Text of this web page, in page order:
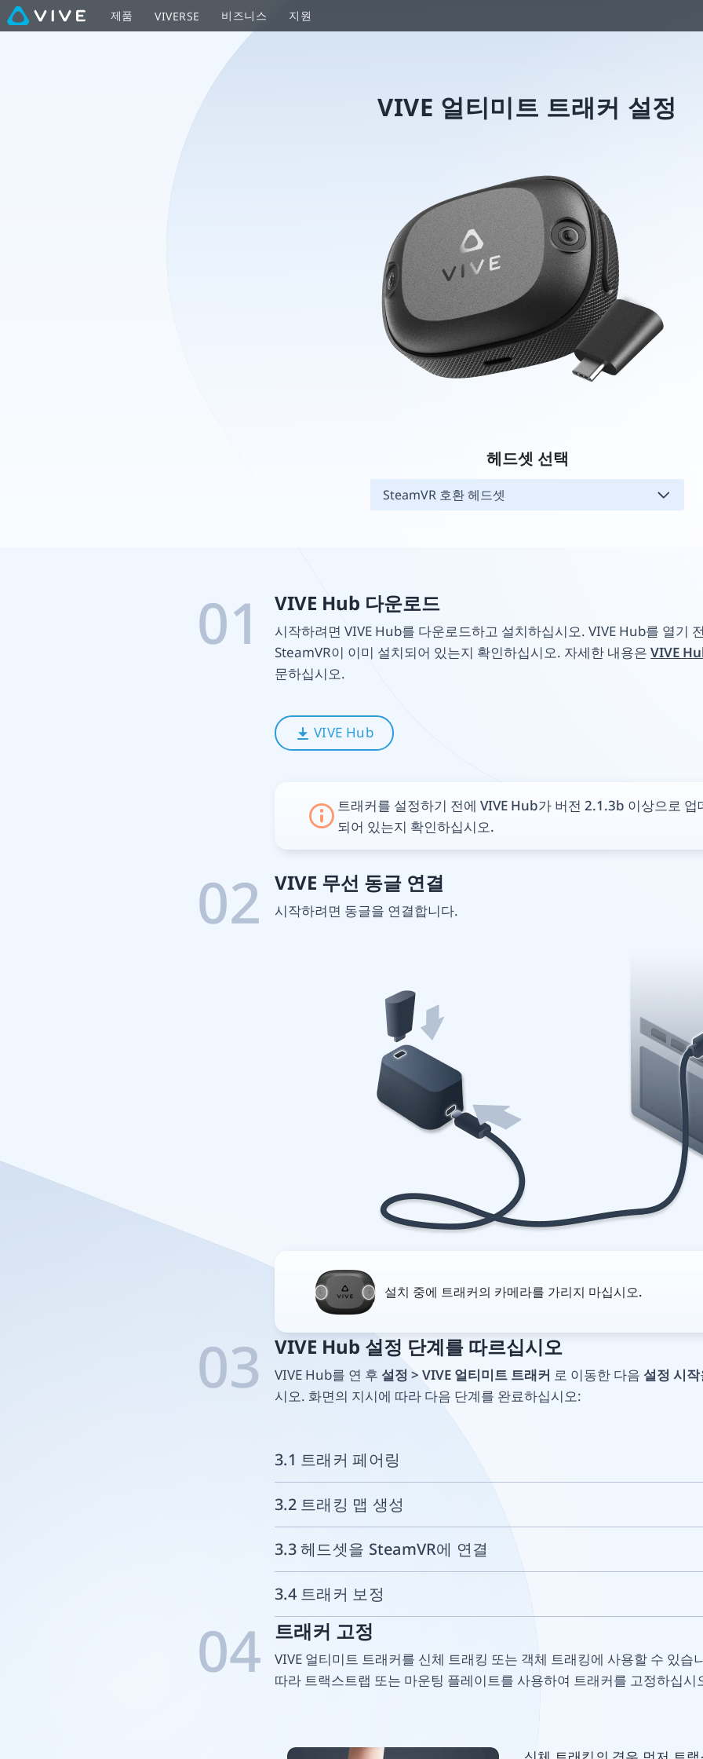
VIVE
제품 VIVERSE 비즈니스 지원
VIVE 얼티미트 트래커 설정
헤드셋 선택
SteamVR 호환 헤드셋
01 VIVE Hub 다운로드
시작하려면 VIVE Hub를 다운로드하고 설치하십시오. VIVE Hub를 열기
SteamVR이 이미 설치되어 있는지 확인하십시오. 자세한 내용은 VIVE
문하십시오.
VIVE Hub
트래커를 설정하기 전에 VIVE Hub가 버전 2.1.3b 이상으로 업
되어 있는지 확인하십시오.
02 VIVE 무선 동글 연결
시작하려면 동글을 연결합니다.
설치 중에 트래커의 카메라를 가리지 마십시오.
03 VIVE Hub 설정 단계를 따르십시오
VIVE Hub를 연 후 설정 > VIVE 얼티미트 트래커 로 이동한 다음 설정 시작
시오. 화면의 지시에 따라 다음 단계를 완료하십시오:
3.1 트래커 페어링
3.2 트래킹 맵 생성
3.3 헤드셋을 SteamVR에 연결
3.4 트래커 보정
04 트래커 고정
VIVE 얼티미트 트래커를 신체 트래킹 또는 객체 트래킹에 사용할 수 있습
따라 트랙스트랩 또는 마운팅 플레이트를 사용하여 트래커를 고정하십시